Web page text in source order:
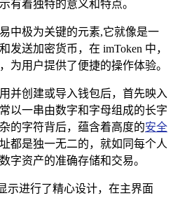
有着独特的意义和特点。
中极为关键的元素,它就像是一
发送加密货币，在 imToken 中，
为用户提供了便捷的操作体验。
并创建或导入钱包后，首先映入
以一串由数字和字母组成的长字
的字符背后，蕴含着高度的安全
都是独一无二的，就如同每个人
字资产的准确存储和交易。
示进行了精心设计，在主界面